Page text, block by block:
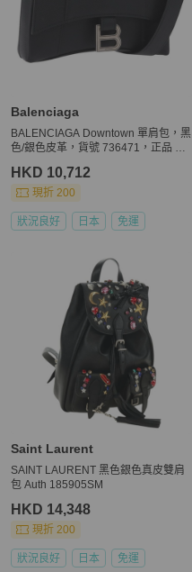
Balenciaga
BALENCIAGA Downtown 單肩包，黑
色/銀色皮革，貨號 736471，正品 ar1
HKD 10,712
現折 200
狀況良好 日本 免運
Saint Laurent
SAINT LAURENT 黑色銀色真皮雙肩
包 Auth 185905SM
HKD 14,348
現折 200
狀況良好 日本 免運